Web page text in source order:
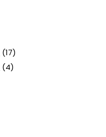
(17)
(4)